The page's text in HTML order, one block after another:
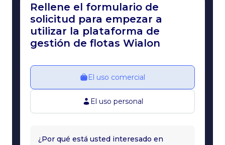
Rellene el formulario de
solicitud para empezar a
utilizar la plataforma de
gestión de flotas Wialon
El uso comercial
El uso personal
¿Por qué está usted interesado en